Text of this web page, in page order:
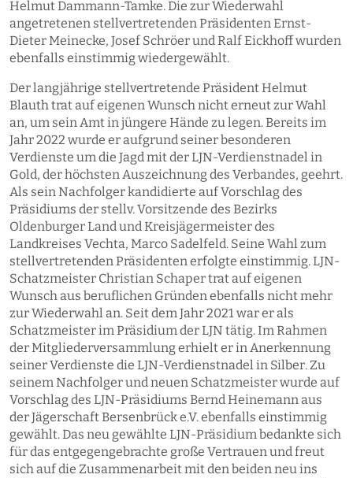
Helmut Dammann-Tamke. Die zur Wiederwahl
angetretenen stellvertretenden Präsidenten Ernst-
Dieter Meinecke, Josef Schröer und Ralf Eickhoff wurden
ebenfalls einstimmig wiedergewählt.
Der langjährige stellvertretende Präsident Helmut
Blauth trat auf eigenen Wunsch nicht erneut zur Wahl
an, um sein Amt in jüngere Hände zu legen. Bereits im
Jahr 2022 wurde er aufgrund seiner besonderen
Verdienste um die Jagd mit der LJN-Verdienstnadel in
Gold, der höchsten Auszeichnung des Verbandes, geehrt.
Als sein Nachfolger kandidierte auf Vorschlag des
Präsidiums der stellv. Vorsitzende des Bezirks
Oldenburger Land und Kreisjägermeister des
Landkreises Vechta, Marco Sadelfeld. Seine Wahl zum
stellvertretenden Präsidenten erfolgte einstimmig. LJN-
Schatzmeister Christian Schaper trat auf eigenen
Wunsch aus beruflichen Gründen ebenfalls nicht mehr
zur Wiederwahl an. Seit dem Jahr 2021 war er als
Schatzmeister im Präsidium der LJN tätig. Im Rahmen
der Mitgliederversammlung erhielt er in Anerkennung
seiner Verdienste die LJN-Verdienstnadel in Silber. Zu
seinem Nachfolger und neuen Schatzmeister wurde auf
Vorschlag des LJN-Präsidiums Bernd Heinemann aus
der Jägerschaft Bersenbrück e.V. ebenfalls einstimmig
gewählt. Das neu gewählte LJN-Präsidium bedankte sich
für das entgegengebrachte große Vertrauen und freut
sich auf die Zusammenarbeit mit den beiden neu ins